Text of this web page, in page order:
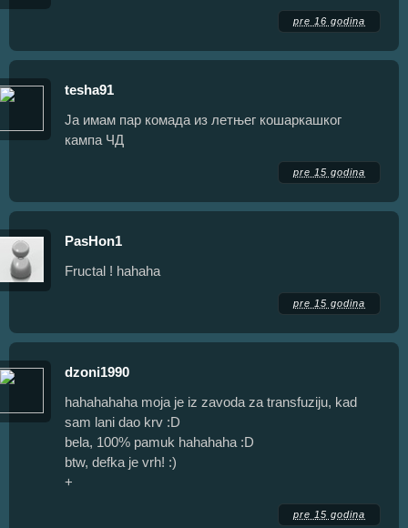
pre 16 godina
tesha91
Ја имам пар комада из летњег кошаркашког
кампа ЧД
pre 15 godina
PasHon1
Fructal ! hahaha
pre 15 godina
dzoni1990
hahahahaha moja je iz zavoda za transfuziju, kad
sam lani dao krv :D
bela, 100% pamuk hahahaha :D
btw, defka je vrh! :)
+
pre 15 godina